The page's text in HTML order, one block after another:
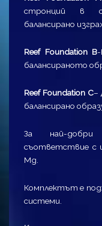
стронций в
балансирано
Reef Foundation В
балансираното
Reef Foundation С–
балансирано
За най-
съответствие с
Mg.
Комплектът е
системи.